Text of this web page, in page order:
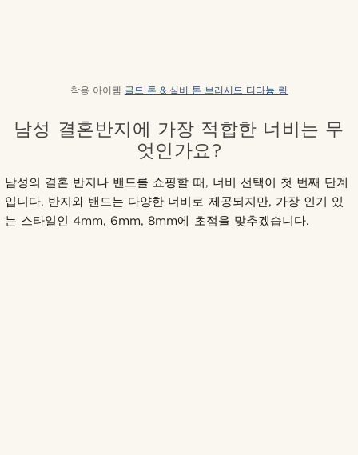
착용 아이템 골드 톤 & 실버 톤 브러시드 티타늄 링
남성 결혼반지에 가장 적합한 너비는 무
엇인가요?
남성의 결혼 반지나 밴드를 쇼핑할 때, 너비 선택이 첫 번째 단계
입니다. 반지와 밴드는 다양한 너비로 제공되지만, 가장 인기 있
는 스타일인 4mm, 6mm, 8mm에 초점을 맞추겠습니다.